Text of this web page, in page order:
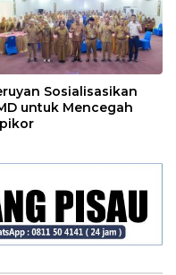
Sosialisasikan
untuk Mencegah